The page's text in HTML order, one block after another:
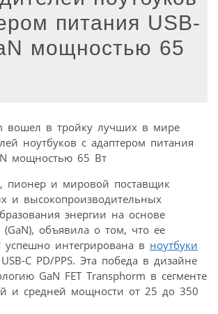
питания USB-
мощностью 65
пионер и мировой поставщик
и высокопроизводительных
энергии на основе
(GaN), объявила о том, что ее
успешно интегрирована в ноутбуки
C PD/PPS. Эта победа в дизайне
GaN FET Transphorm в сегменте
и средней мощности от 25 до 350